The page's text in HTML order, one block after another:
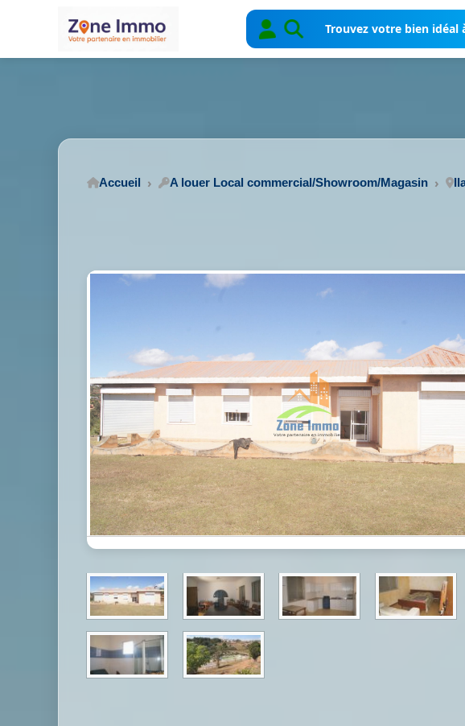
Trouvez votre bien idéal
Accueil A louer Local commercial/Showroom/Magasin